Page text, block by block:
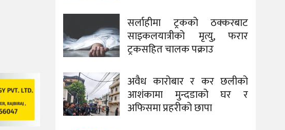
सर्लाहीमा ट्रकको ठक्करबाट
साइकलयात्रीको मृत्यु, फरार
ट्रकसहित चालक पक्राउ
अवैध कारोबार र कर छलीको
आशंकामा मुन्दडाको घर र
अफिसमा प्रहरीको छापा